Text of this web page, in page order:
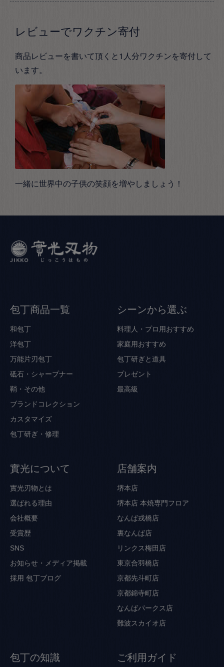
レビューでワクチン寄付
商品レビューを書いて頂くと1人分ワクチンを寄付して
います。
一緒に世界中の子供の笑顔を増やしましょう！
包丁商品一覧
和包丁
洋包丁
万能片刃包丁
砥石・シャープナー
鞘・その他
ブランドコレクション
カスタマイズ
包丁研ぎ・修理
シーンから選ぶ
料理人・プロ用おすすめ
家庭用おすすめ
包丁研ぎと道具
プレゼント
最高級
實光について
實光刃物とは
選ばれる理由
会社概要
受賞歴
SNS
お知らせ・メディア掲載
採用 包丁ブログ
店舗案内
堺本店
堺本店 本焼専門フロア
なんば戎橋店
裏なんば店
リンクス梅田店
東京合羽橋店
京都先斗町店
京都錦寺町店
なんばパークス店
難波スカイオ店
包丁の知識 ご利用ガイド